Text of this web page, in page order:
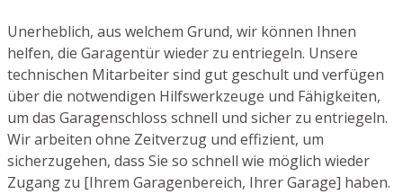
Unerheblich, aus welchem Grund, wir können Ihnen
helfen, die Garagentür wieder zu entriegeln. Unsere
technischen Mitarbeiter sind gut geschult und verfügen
über die notwendigen Hilfswerkzeuge und Fähigkeiten,
um das Garagenschloss schnell und sicher zu entriegeln.
Wir arbeiten ohne Zeitverzug und effizient, um
sicherzugehen, dass Sie so schnell wie möglich wieder
Zugang zu [Ihrem Garagenbereich, Ihrer Garage] haben.